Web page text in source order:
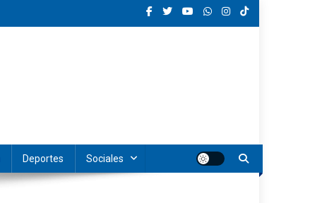
Deportes Sociales